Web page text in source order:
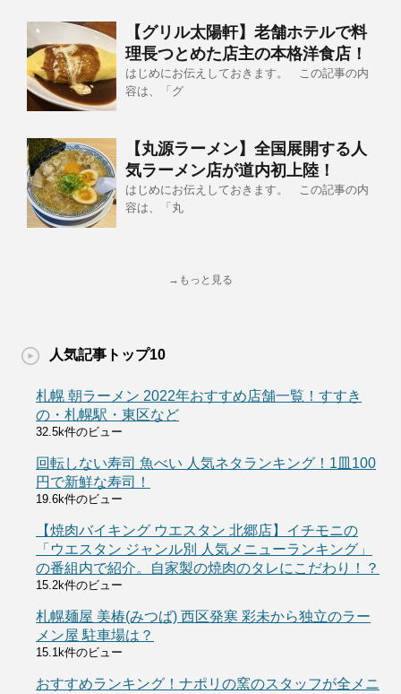
【グリル太陽軒】老舗ホテルで料
理長つとめた店主の本格洋食店！
はじめにお伝えしておきます。 この記事の内
容は、「グ
【丸源ラーメン】全国展開する人
気ラーメン店が道内初上陸！
はじめにお伝えしておきます。 この記事の内
容は、「丸
→もっと見る
人気記事トップ10
札幌 朝ラーメン 2022年おすすめ店舗一覧！すすき
の・札幌駅・東区など
32.5k件のビュー
回転しない寿司 魚べい 人気ネタランキング！1皿100
円で新鮮な寿司！
19.6k件のビュー
【焼肉バイキング ウエスタン 北郷店】イチモニの
「ウエスタン ジャンル別 人気メニューランキング」
の番組内で紹介。自家製の焼肉のタレにこだわり！？
15.2k件のビュー
札幌麺屋 美椿(みつば) 西区発寒 彩未から独立のラー
メン屋 駐車場は？
15.1k件のビュー
おすすめランキング！ナポリの窯のスタッフが全メニ